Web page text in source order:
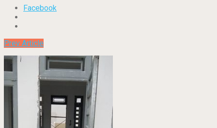
Facebook
Prev Article